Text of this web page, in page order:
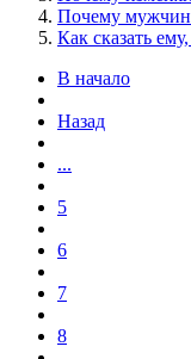
Почему
Как сказать
В начало
Назад
...
5
6
7
8